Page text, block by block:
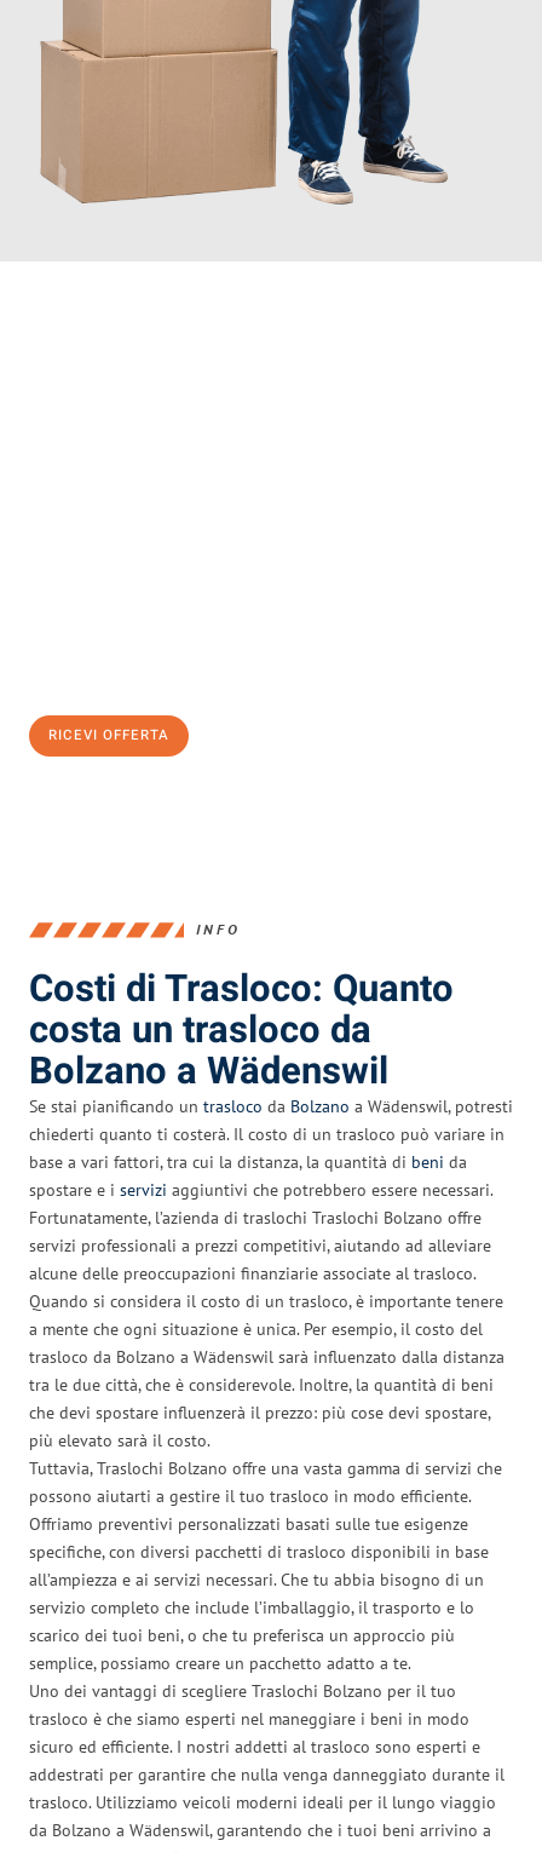
RICEVI OFFERTA
INFO
Costi di Trasloco: Quanto
costa un trasloco da
Bolzano a Wädenswil
Se stai pianificando un trasloco da Bolzano a Wädenswil, potresti
chiederti quanto ti costerà. Il costo di un trasloco può variare in
base a vari fattori, tra cui la distanza, la quantità di beni da
spostare e i servizi aggiuntivi che potrebbero essere necessari.
Fortunatamente, l’azienda di traslochi Traslochi Bolzano offre
servizi professionali a prezzi competitivi, aiutando ad alleviare
alcune delle preoccupazioni finanziarie associate al trasloco.
Quando si considera il costo di un trasloco, è importante tenere
a mente che ogni situazione è unica. Per esempio, il costo del
trasloco da Bolzano a Wädenswil sarà influenzato dalla distanza
tra le due città, che è considerevole. Inoltre, la quantità di beni
che devi spostare influenzerà il prezzo: più cose devi spostare,
più elevato sarà il costo.
Tuttavia, Traslochi Bolzano offre una vasta gamma di servizi che
possono aiutarti a gestire il tuo trasloco in modo efficiente.
Offriamo preventivi personalizzati basati sulle tue esigenze
specifiche, con diversi pacchetti di trasloco disponibili in base
all’ampiezza e ai servizi necessari. Che tu abbia bisogno di un
servizio completo che include l’imballaggio, il trasporto e lo
scarico dei tuoi beni, o che tu preferisca un approccio più
semplice, possiamo creare un pacchetto adatto a te.
Uno dei vantaggi di scegliere Traslochi Bolzano per il tuo
trasloco è che siamo esperti nel maneggiare i beni in modo
sicuro ed efficiente. I nostri addetti al trasloco sono esperti e
addestrati per garantire che nulla venga danneggiato durante il
trasloco. Utilizziamo veicoli moderni ideali per il lungo viaggio
da Bolzano a Wädenswil, garantendo che i tuoi beni arrivino a